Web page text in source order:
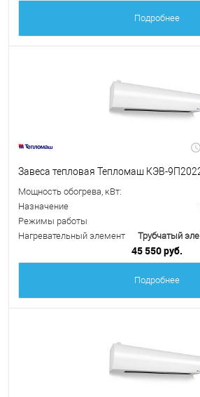
Подробнее
Завеса тепловая Тепломаш КЭВ-
Мощность обогрева, кВт:
Назначение
Режимы работы
Нагревательный элемент
Трубчатый
45 550 руб.
Подробнее